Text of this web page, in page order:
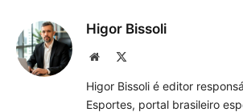
Higor Bissoli
Site
Higor Bissoli é editor
Esportes, portal brasileiro